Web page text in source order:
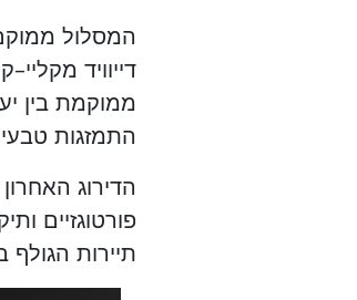
המסלול
דייוויד
ממוקמת בין
התמזגות
הדירוג
פורטוגזיים
תיירות הגולף